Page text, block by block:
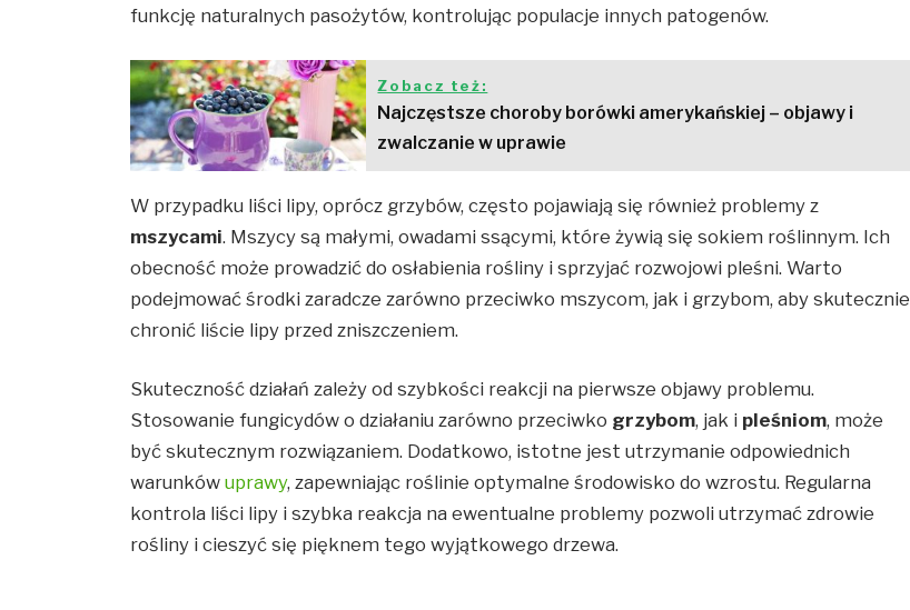
funkcję naturalnych pasożytów, kontrolując populacje innych patogenów.
Zobacz też:
Najczęstsze choroby borówki amerykańskiej – objawy i
zwalczanie w uprawie
W przypadku liści lipy, oprócz grzybów, często pojawiają się również problemy z
mszycami. Mszycy są małymi, owadami ssącymi, które żywią się sokiem roślinnym. Ich
obecność może prowadzić do osłabienia rośliny i sprzyjać rozwojowi pleśni. Warto
podejmować środki zaradcze zarówno przeciwko mszycom, jak i grzybom, aby skutecznie
chronić liście lipy przed zniszczeniem.
Skuteczność działań zależy od szybkości reakcji na pierwsze objawy problemu.
Stosowanie fungicydów o działaniu zarówno przeciwko grzybom, jak i pleśniom, może
być skutecznym rozwiązaniem. Dodatkowo, istotne jest utrzymanie odpowiednich
warunkówuprawy, zapewniając roślinie optymalne środowisko do wzrostu. Regularna
kontrola liści lipy i szybka reakcja na ewentualne problemy pozwoli utrzymać zdrowie
rośliny i cieszyć się pięknem tego wyjątkowego drzewa.